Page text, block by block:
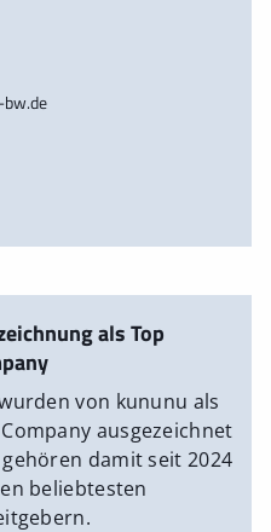
als Top
von kununu als
ausgezeichnet
damit seit 2024
beliebtesten